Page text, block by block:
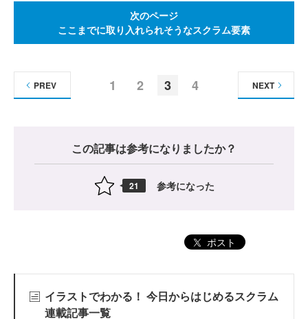
次のページ
ここまでに取り入れられそうなスクラム要素
1 2 3 4
PREV NEXT
この記事は参考になりましたか？
21 参考になった
ポスト
イラストでわかる！ 今日からはじめるスクラム
連載記事一覧